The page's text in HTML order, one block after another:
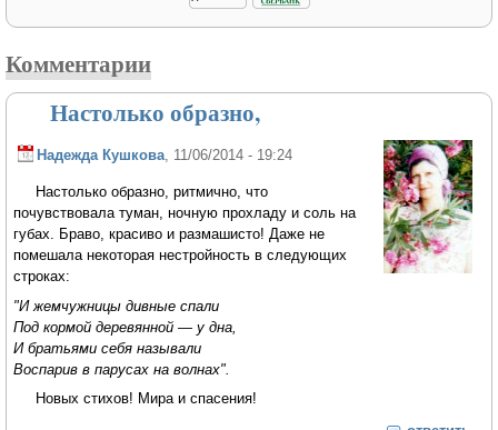
Комментарии
Настолько образно,
Надежда Кушкова, 11/06/2014 - 19:24
Настолько образно, ритмично, что
почувствовала туман, ночную прохладу и соль на
губах. Браво, красиво и размашисто! Даже не
помешала некоторая нестройность в следующих
строках:
"И жемчужницы дивные спали
Под кормой деревянной — у дна,
И братьями себя называли
Воспарив в парусах на волнах".
Новых стихов! Мира и спасения!